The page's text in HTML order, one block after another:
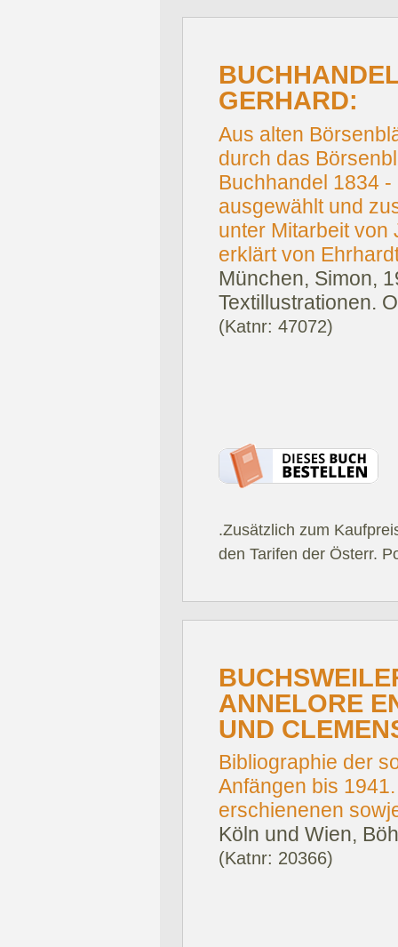
GERHARD:
Aus alten
durch das
Buchhandel 1834
ausgewählt und
unter Mitarbeit von
erklärt von
München, Simon,
Textillustrationen.
(Katnr: 47072)
.Zusätzlich zum
den Tarifen der Österr.
ANNELORE
UND
Bibliographie der
Anfängen bis
erschienenen
Köln und Wien,
(Katnr: 20366)